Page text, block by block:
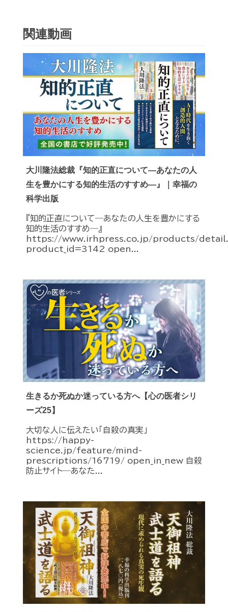
関連動画
大川隆法総裁『知的正直について―あなたの人
生を豊かにする知的生活のすすめ―』｜幸福の
科学出版
『知的正直について―あなたの人生を豊かにする
知的生活のすすめ―』
https://www.irhpress.co.jp/products/
product_id=3142 open...
生きるか死ぬか迷っている方へ【心の医者シリ
ーズ25】
大切な人に伝えたい「自殺の真実」
https://happy-
science.jp/feature/mind-
prescriptions/16719/ open_in_new 自殺
防止サイト―あなた...